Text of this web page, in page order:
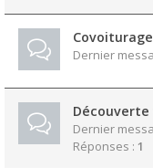
Dernier
Dernier
Réponses : 1